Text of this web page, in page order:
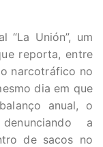
“La Unión”, um
reporta, entre
narcotráfico no
dia em que
anual, o
a
de sacos no